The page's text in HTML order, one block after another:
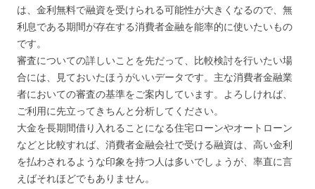
は、金利無料で融資を受けられる可能性が大きくなるので、無
利息である期間が存在する消費者金融を能率的に使いたいもの
です。
審査についての詳しいことを先だって、比較検討を行いたい場
合には、見ておいたほうがいいデータです。主な消費者金融業
者においての審査の基準をご案内しています。よろしければ、
ご利用に先立ってきちんと分析してください。
大金を長期間借り入れることになる住宅ローンやオートローン
などと比較すれば、消費者金融会社で受ける融資は、高い金利
を払わされるような印象を持つ人は多いでしょうが、率直に言
えばそれほどでもありません。